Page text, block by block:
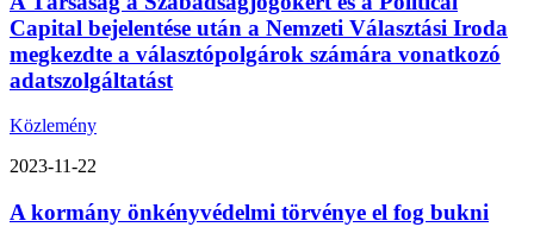
Capital bejelentése után a Nemzeti Választási Iroda
megkezdte a választópolgárok számára vonatkozó
adatszolgáltatást
Közlemény
2023-11-22
A kormány önkényvédelmi törvénye el fog bukni